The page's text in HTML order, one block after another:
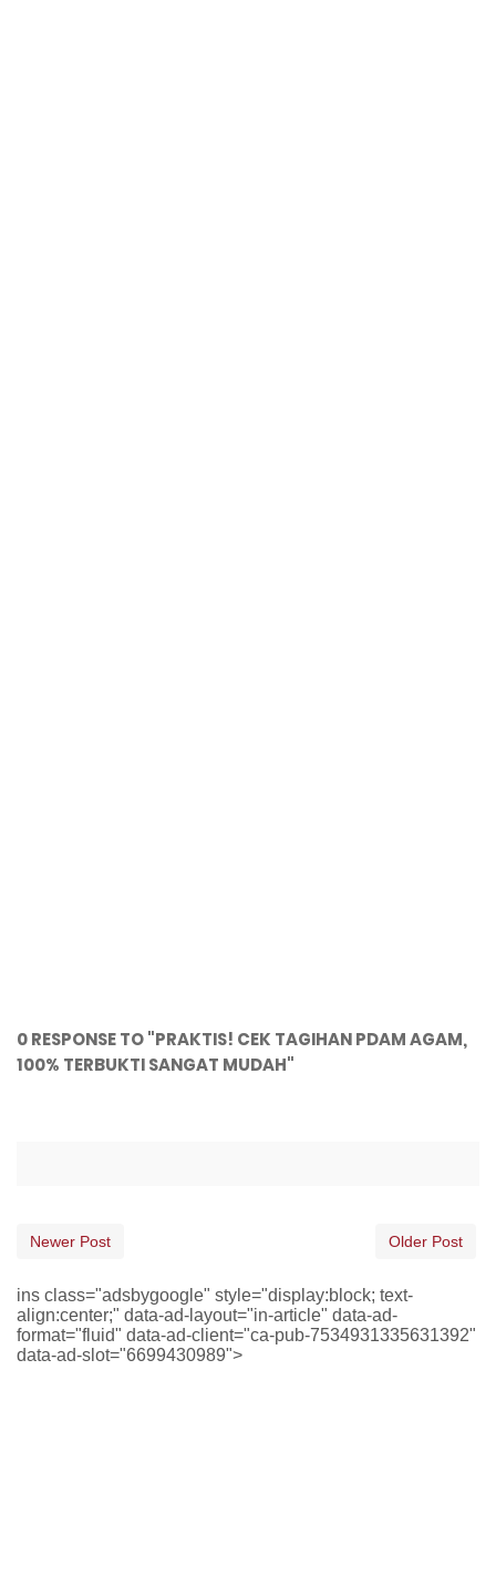
0 RESPONSE TO "PRAKTIS! CEK TAGIHAN PDAM AGAM,
100% TERBUKTI SANGAT MUDAH"
Newer Post Older Post
ins class="adsbygoogle" style="display:block; text-
align:center;" data-ad-layout="in-article" data-ad-
format="fluid" data-ad-client="ca-pub-7534931335631392"
data-ad-slot="6699430989">